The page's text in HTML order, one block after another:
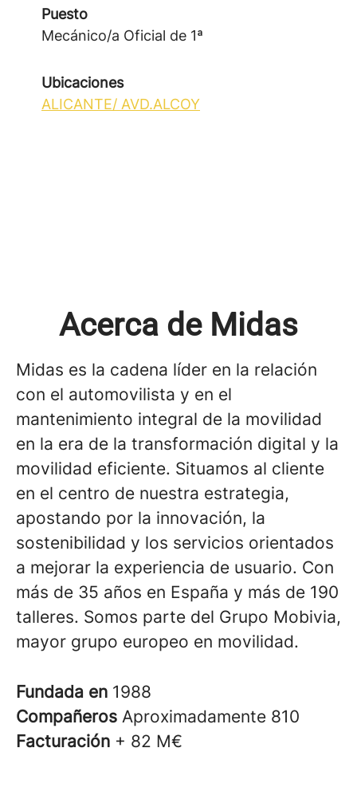
Puesto
Mecánico/a Oficial de 1ª
Ubicaciones
ALICANTE/ AVD.ALCOY
Acerca de Midas
Midas es la cadena líder en la relación
con el automovilista y en el
mantenimiento integral de la movilidad
en la era de la transformación digital y la
movilidad eficiente. Situamos al cliente
en el centro de nuestra estrategia,
apostando por la innovación, la
sostenibilidad y los servicios orientados
a mejorar la experiencia de usuario. Con
más de 35 años en España y más de 190
talleres. Somos parte del Grupo Mobivia,
mayor grupo europeo en movilidad.
Fundada en 1988
Compañeros Aproximadamente 810
Facturación + 82 M€